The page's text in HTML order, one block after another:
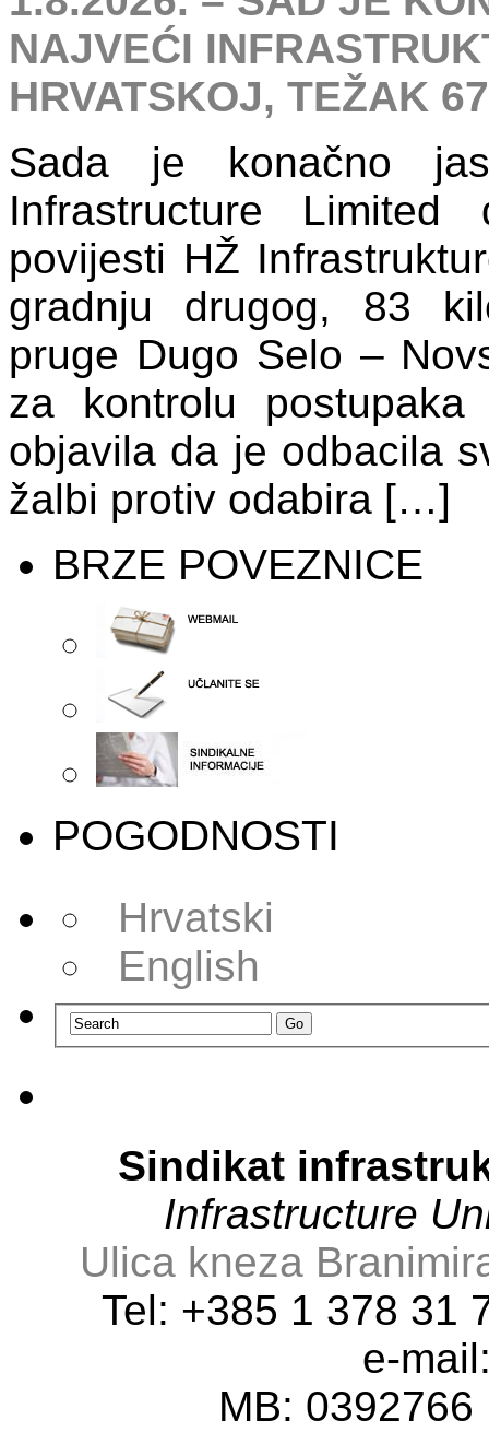
NAJVEĆI
HRVATSKOJ, TEŽAK
Sada je konačno
Infrastructure
povijesti HŽ
gradnju drugog, 83
pruge Dugo Selo –
za kontrolu
objavila da je odbacila
žalbi protiv odabira […]
BRZE POVEZNICE
POGODNOSTI
Hrvatski
English
Sindikat
Infrastructure
Ulica kneza
Tel: +385 1 378
e-
MB: